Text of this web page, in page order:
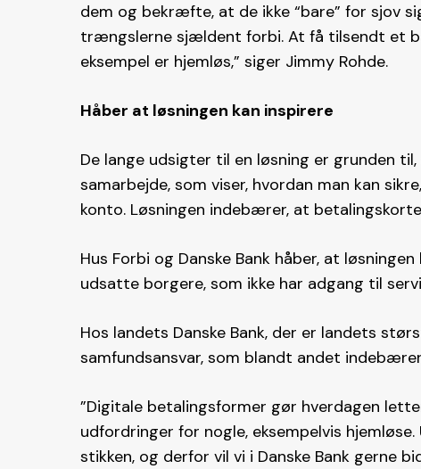
dem og bekræfte, at de ikke “bare” for sjov
trængslerne sjældent forbi. At få tilsendt et
eksempel er hjemløs,” siger Jimmy Rohde.
Håber at løsningen kan inspirere
De lange udsigter til en løsning er grunden
samarbejde, som viser, hvordan man kan
konto. Løsningen indebærer, at
Hus Forbi og Danske Bank håber, at
udsatte borgere, som ikke har adgang til
Hos landets Danske Bank, der er landets
samfundsansvar, som blandt andet
”Digitale betalingsformer gør hverdagen
udfordringer for nogle, eksempelvis
stikken, og derfor vil vi i Danske Bank gerne